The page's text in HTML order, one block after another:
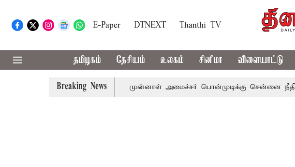
E-Paper DTNEXT Thanthi TV
தமிழகம் தேசியம் உலகம் சினிமா விளையாட்டு
Breaking News
விஜய் அழைப்பு முன்னாள் அமைச்சர் பொன்முடிக்கு சென்னை நீதிமன்றம்